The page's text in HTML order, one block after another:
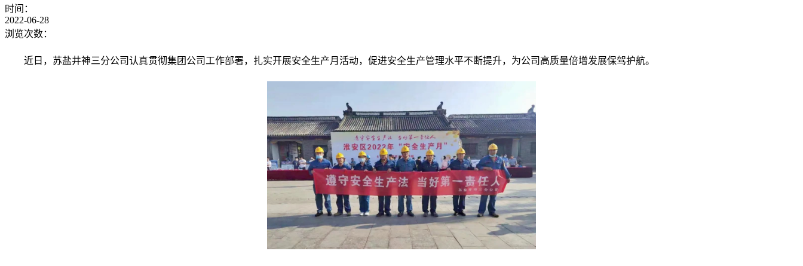
时间：
2022-06-28
浏览次数：
近日，苏盐井神三分公司认真贯彻集团公司工作部署，扎实开展安全生产月活动，促进安全生产管理水平不断提升，为公司高质量倍增发展保驾护航。